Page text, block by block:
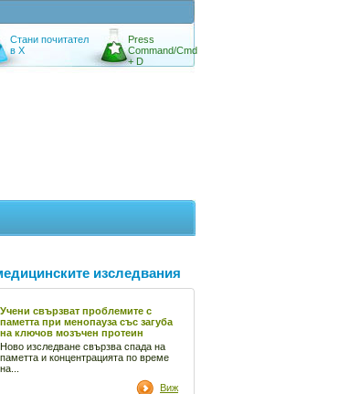
Стани почитател
в X
Press
Command/Cmd
+ D
изследвания
Учени свързват проблемите с
паметта при менопауза със загуба
на ключов мозъчен протеин
Ново изследване свързва спада на
паметта и концентрацията по време
на...
Виж